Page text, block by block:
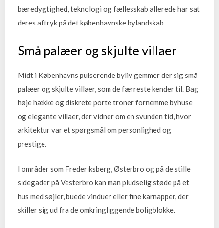
bæredygtighed, teknologi og fællesskab allerede har sat
deres aftryk på det københavnske bylandskab.
Små palæer og skjulte villaer
Midt i Københavns pulserende byliv gemmer der sig små
palæer og skjulte villaer, som de færreste kender til. Bag
høje hække og diskrete porte troner fornemme byhuse
og elegante villaer, der vidner om en svunden tid, hvor
arkitektur var et spørgsmål om personlighed og
prestige.
I områder som Frederiksberg, Østerbro og på de stille
sidegader på Vesterbro kan man pludselig støde på et
hus med søjler, buede vinduer eller fine karnapper, der
skiller sig ud fra de omkringliggende boligblokke.